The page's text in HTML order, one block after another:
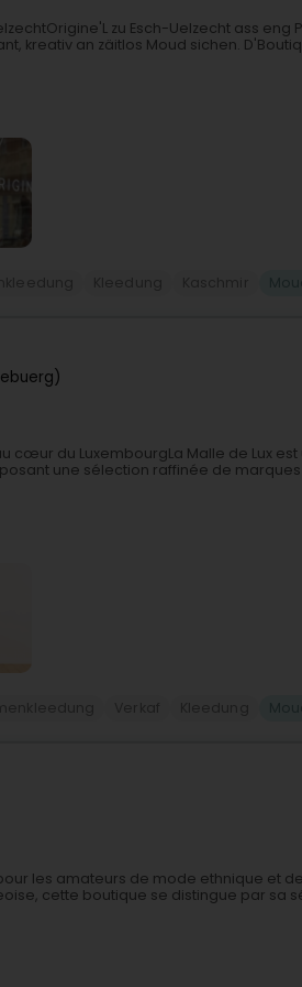
zu Esch-Uelzecht ass eng
kreativ an zäitlos Moud sichen.
cœur du LuxembourgLa Malle de Lux est
une sélection raffinée de
les amateurs de mode ethnique et
cette boutique se distingue par sa